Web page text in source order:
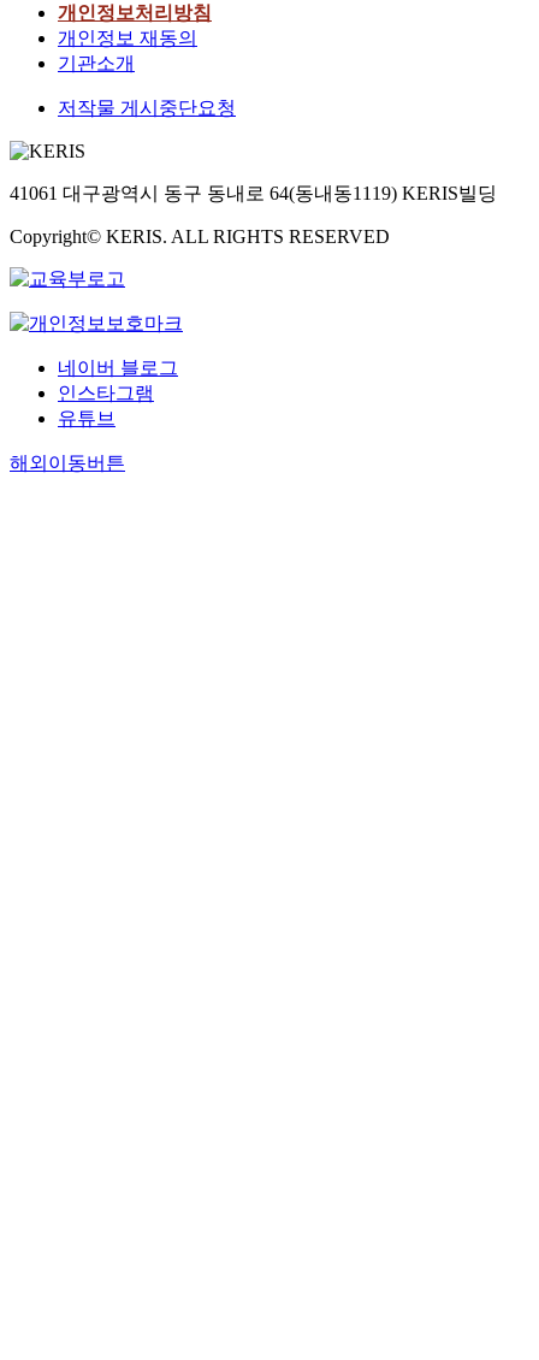
개인정보처리방침
개인정보 재동의
기관소개
저작물 게시중단요청
41061 대구광역시 동구 동내로 64(동내동1119) KERIS빌딩
Copyright© KERIS. ALL RIGHTS RESERVED
네이버 블로그
인스타그램
유튜브
해외이동버튼